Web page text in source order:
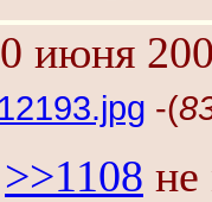
июня
-(
>>1108